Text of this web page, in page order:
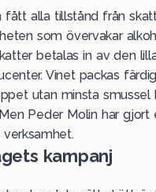
fått alla tillstånd från
som övervakar
betalas in av den
Vinet packas
utan minsta
Peder Molin har
kampanj